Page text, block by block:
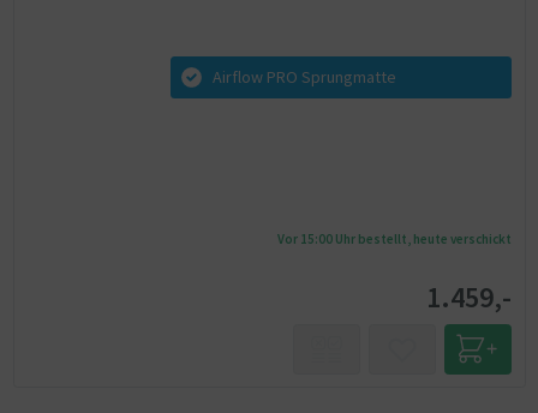
Airflow PRO Sprungmatte
Vor 15:00 Uhr bestellt, heute verschickt
1.459,-